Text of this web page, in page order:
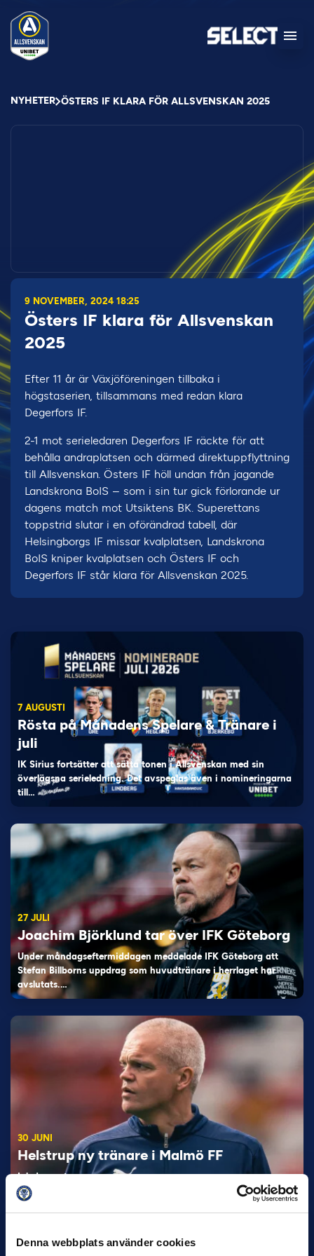
Denna webbplats använder cookies
NYHETER ÖSTERS IF KLARA FÖR ALLSVENSKAN 2025
9 NOVEMBER, 2024 18:25
Östers IF klara för Allsvenskan
2025
Efter 11 år är Växjöföreningen tillbaka i
högstaserien, tillsammans med redan klara
Degerfors IF.
2-1 mot serieledaren Degerfors IF räckte för att
behålla andraplatsen och därmed direktuppflyttning
till Allsvenskan. Östers IF höll undan från jagande
Landskrona BoIS – som i sin tur gick förlorande ur
dagens match mot Utsiktens BK. Superettans
toppstrid slutar i en oförändrad tabell, där
Helsingborgs IF missar kvalplatsen, Landskrona
BoIS kniper kvalplatsen och Östers IF och
Degerfors IF står klara för Allsvenskan 2025.
7 AUGUSTI
Rösta på Månadens Spelare & Tränare i
juli
IK Sirius fortsätter att sätta tonen i Allsvenskan med sin
överlägsna serieledning. Det avspeglas även i nomineringarna
till…
27 JULI
Joachim Björklund tar över IFK Göteborg
Under måndagseftermiddagen meddelade IFK Göteborg att
Stefan Billborns uppdrag som huvudtränare i herrlaget har
avslutats.…
30 JUNI
Helstrup ny tränare i Malmö FF
Inleder mot…